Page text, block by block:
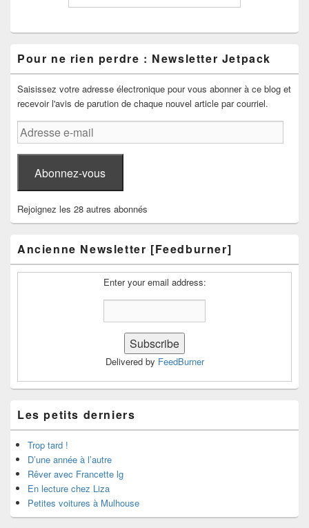
Pour ne rien perdre : Newsletter Jetpack
Saisissez votre adresse électronique pour vous abonner à ce blog et
recevoir l'avis de parution de chaque nouvel article par courriel.
Adresse
e-
mail
Abonnez-vous
Rejoignez les 28 autres abonnés
Ancienne Newsletter [Feedburner]
Enter your email address:
Delivered by FeedBurner
Les petits derniers
Trop tard !
D’une année à l’autre
Rêver avec Francette lg
En lecture chez Liza
Petites voitures à Mulhouse